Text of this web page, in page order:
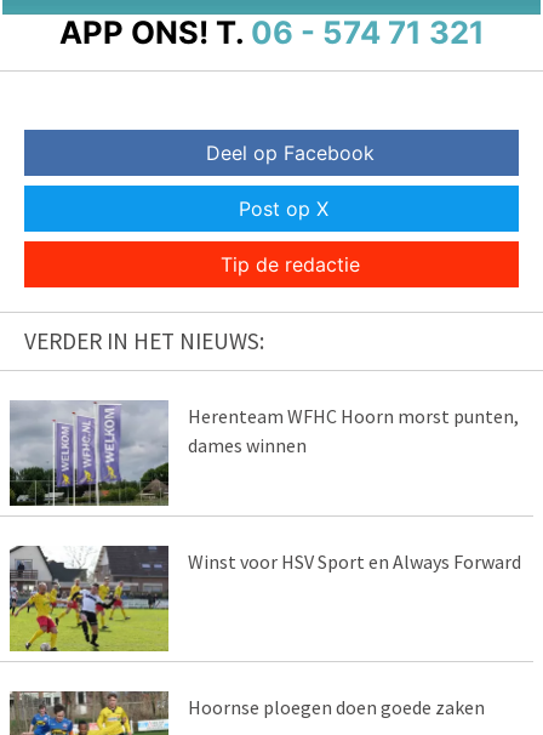
APP ONS! T. 06 - 574 71 321
Deel op Facebook
Post op X
Tip de redactie
VERDER IN HET NIEUWS:
Herenteam WFHC Hoorn morst punten,
dames winnen
Winst voor HSV Sport en Always Forward
Hoornse ploegen doen goede zaken